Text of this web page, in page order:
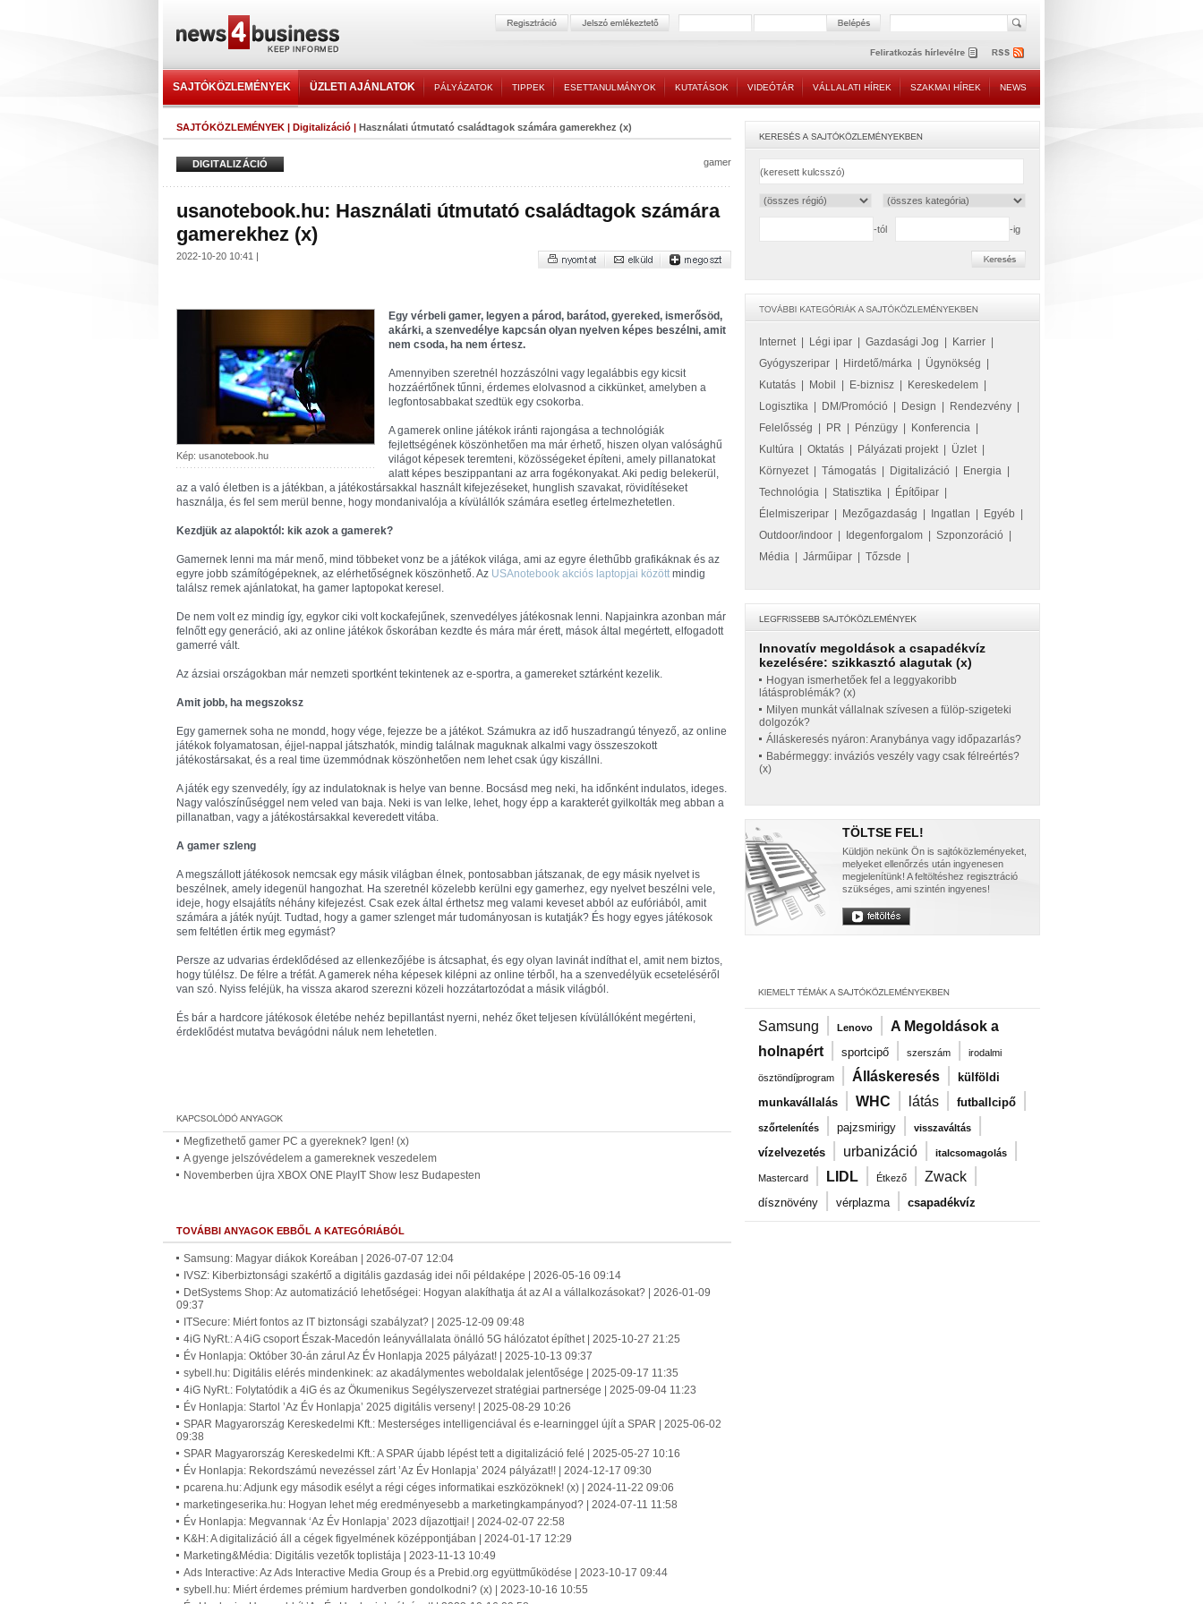
SAJTÓKÖZLEMÉNYEK ÜZLETI AJÁNLATOK PÁLYÁZATOK TIPPEK ESETTANULMÁNYOK KUTATÁSOK VIDEÓTÁR VÁLLALATI HÍREK SZAKMAI HÍREK NEWS
SAJTÓKÖZLEMÉNYEK | Digitalizáció | Használati útmutató családtagok számára gamerekhez (x)
DIGITALIZÁCIÓ gamer
usanotebook.hu: Használati útmutató családtagok számára
gamerekhez (x)
2022-10-20 10:41 |
Kép: usanotebook.hu
Egy vérbeli gamer, legyen a párod, barátod, gyereked, ismerősöd,
akárki, a szenvedélye kapcsán olyan nyelven képes beszélni, amit
nem csoda, ha nem értesz.
Amennyiben szeretnél hozzászólni vagy legalábbis egy kicsit
hozzáértőnek tűnni, érdemes elolvasnod a cikkünket, amelyben a
legfontosabbakat szedtük egy csokorba.
A gamerek online játékok iránti rajongása a technológiák
fejlettségének köszönhetően ma már érhető, hiszen olyan valósághű
világot képesek teremteni, közösségeket építeni, amely pillanatokat
alatt képes beszippantani az arra fogékonyakat. Aki pedig belekerül,
az a való életben is a játékban, a játékostársakkal használt kifejezéseket, hunglish szavakat, rövidítéseket
használja, és fel sem merül benne, hogy mondanivalója a kívülállók számára esetleg értelmezhetetlen.
Kezdjük az alapoktól: kik azok a gamerek?
Gamernek lenni ma már menő, mind többeket vonz be a játékok világa, ami az egyre élethűbb grafikáknak és az
egyre jobb számítógépeknek, az elérhetőségnek köszönhető. Az USAnotebook akciós laptopjai között mindig
találsz remek ajánlatokat, ha gamer laptopokat keresel.
De nem volt ez mindig így, egykor ciki volt kockafejűnek, szenvedélyes játékosnak lenni. Napjainkra azonban már
felnőtt egy generáció, aki az online játékok őskorában kezdte és mára már érett, mások által megértett, elfogadott
gamerré vált.
Az ázsiai országokban már nemzeti sportként tekintenek az e-sportra, a gamereket sztárként kezelik.
Amit jobb, ha megszoksz
Egy gamernek soha ne mondd, hogy vége, fejezze be a játékot. Számukra az idő huszadrangú tényező, az online
játékok folyamatosan, éjjel-nappal játszhatók, mindig találnak maguknak alkalmi vagy összeszokott
játékostársakat, és a real time üzemmódnak köszönhetően nem lehet csak úgy kiszállni.
A játék egy szenvedély, így az indulatoknak is helye van benne. Bocsásd meg neki, ha időnként indulatos, ideges.
Nagy valószínűséggel nem veled van baja. Neki is van lelke, lehet, hogy épp a karakterét gyilkolták meg abban a
pillanatban, vagy a játékostársakkal keveredett vitába.
A gamer szleng
A megszállott játékosok nemcsak egy másik világban élnek, pontosabban játszanak, de egy másik nyelvet is
beszélnek, amely idegenül hangozhat. Ha szeretnél közelebb kerülni egy gamerhez, egy nyelvet beszélni vele,
ideje, hogy elsajátíts néhány kifejezést. Csak ezek által érthetsz meg valami keveset abból az eufóriából, amit
számára a játék nyújt. Tudtad, hogy a gamer szlenget már tudományosan is kutatják? És hogy egyes játékosok
sem feltétlen értik meg egymást?
Persze az udvarias érdeklődésed az ellenkezőjébe is átcsaphat, és egy olyan lavinát indíthat el, amit nem biztos,
hogy túlélsz. De félre a tréfát. A gamerek néha képesek kilépni az online térből, ha a szenvedélyük ecseteléséről
van szó. Nyiss feléjük, ha vissza akarod szerezni közeli hozzátartozódat a másik világból.
És bár a hardcore játékosok életébe nehéz bepillantást nyerni, nehéz őket teljesen kívülállóként megérteni,
érdeklődést mutatva bevágódni náluk nem lehetetlen.
Megfizethető gamer PC a gyereknek? Igen! (x)
A gyenge jelszóvédelem a gamereknek veszedelem
Novemberben újra XBOX ONE PlayIT Show lesz Budapesten
TOVÁBBI ANYAGOK EBBŐL A KATEGÓRIÁBÓL
Samsung: Magyar diákok Koreában | 2026-07-07 12:04
IVSZ: Kiberbiztonsági szakértő a digitális gazdaság idei női példaképe | 2026-05-16 09:14
DetSystems Shop: Az automatizáció lehetőségei: Hogyan alakíthatja át az AI a vállalkozásokat? | 2026-01-09
09:37
ITSecure: Miért fontos az IT biztonsági szabályzat? | 2025-12-09 09:48
4iG NyRt.: A 4iG csoport Észak-Macedón leányvállalata önálló 5G hálózatot építhet | 2025-10-27 21:25
Év Honlapja: Október 30-án zárul Az Év Honlapja 2025 pályázat! | 2025-10-13 09:37
sybell.hu: Digitális elérés mindenkinek: az akadálymentes weboldalak jelentősége | 2025-09-17 11:35
4iG NyRt.: Folytatódik a 4iG és az Ökumenikus Segélyszervezet stratégiai partnersége | 2025-09-04 11:23
Év Honlapja: Startol ’Az Év Honlapja’ 2025 digitális verseny! | 2025-08-29 10:26
SPAR Magyarország Kereskedelmi Kft.: Mesterséges intelligenciával és e-learninggel újít a SPAR | 2025-06-02
09:38
SPAR Magyarország Kereskedelmi Kft.: A SPAR újabb lépést tett a digitalizáció felé | 2025-05-27 10:16
Év Honlapja: Rekordszámú nevezéssel zárt ’Az Év Honlapja’ 2024 pályázat!! | 2024-12-17 09:30
pcarena.hu: Adjunk egy második esélyt a régi céges informatikai eszközöknek! (x) | 2024-11-22 09:06
marketingeserika.hu: Hogyan lehet még eredményesebb a marketingkampányod? | 2024-07-11 11:58
Év Honlapja: Megvannak ‘Az Év Honlapja’ 2023 díjazottjai! | 2024-02-07 22:58
K&H: A digitalizáció áll a cégek figyelmének középpontjában | 2024-01-17 12:29
Marketing&Média: Digitális vezetők toplistája | 2023-11-13 10:49
Ads Interactive: Az Ads Interactive Media Group és a Prebid.org együttműködése | 2023-10-17 09:44
sybell.hu: Miért érdemes prémium hardverben gondolkodni? (x) | 2023-10-16 10:55
-tól -ig
Internet| Légi ipar Gazdasági Jog Karrier
Gyógyszeripar
Hirdető/márka Ügynökség
Kutatás
Mobil E-biznisz Kereskedelem
Logisztika
DM/Promóció Design Rendezvény
Felelősség
PR Pénzügy Konferencia
Kultúra
Oktatás Pályázati projekt| Üzlet|
Környezet| Támogatás Digitalizáció Energia
Technológia
Statisztika Építőipar
Élelmiszeripar
Mezőgazdaság Ingatlan Egyéb
Outdoor/indoor
Idegenforgalom Szponzoráció
Média
Járműipar Tőzsde
Innovatív megoldások a csapadékvíz
kezelésére: szikkasztó alagutak (x)
Hogyan ismerhetőek fel a leggyakoribb
látásproblémák? (x)
Milyen munkát vállalnak szívesen a fülöp-szigeteki
dolgozók?
Álláskeresés nyáron: Aranybánya vagy időpazarlás?
Babérmeggy: inváziós veszély vagy csak félreértés?
(x)
TÖLTSE FEL!
Küldjön nekünk Ön is sajtóközleményeket,
melyeket ellenőrzés után ingyenesen
megjelenítünk! A feltöltéshez regisztráció
szükséges, ami szintén ingyenes!
Samsung | Lenovo | A Megoldások a
holnapért | sportcipő | szerszám | irodalmi
ösztöndíjprogram | Álláskeresés |
külföldi
munkavállalás | WHC | látás | futballcipő |
szőrtelenítés | pajzsmirigy | visszaváltás |
vízelvezetés | urbanizáció | italcsomagolás |
Mastercard | LIDL | Étkező | Zwack |
dísznövény | vérplazma | csapadékvíz